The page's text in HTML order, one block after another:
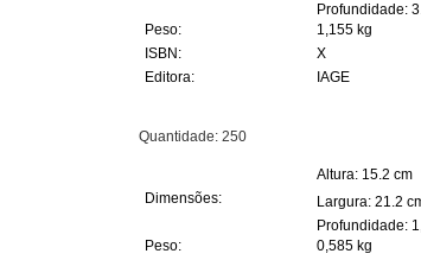
Profundidade:
Peso:
1,155 kg
ISBN:
X
Editora:
IAGE
Quantidade: 250
Dimensões:
Altura: 15.2 cm
Largura: 21.2
Profundidade:
Peso:
0,585 kg